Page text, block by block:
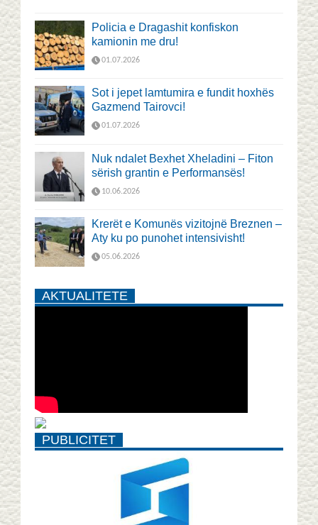
Policia e Dragashit konfiskon
kamionin me dru!
01.07.2026
Sot i jepet lamtumira e fundit hoxhës
Gazmend Tairovci!
01.07.2026
Nuk ndalet Bexhet Xheladini – Fiton
sërish grantin e Performansës!
10.06.2026
Krerët e Komunës vizitojnë Breznen –
Aty ku po punohet intensivisht!
05.06.2026
AKTUALITETE
PUBLICITET